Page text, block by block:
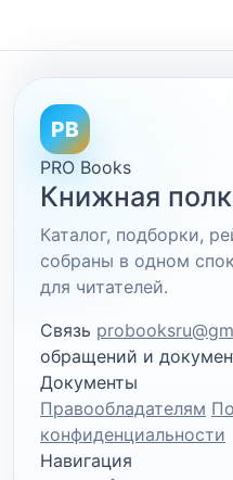
PB
PRO Books
Книжная
Каталог, подборки,
собраны в одном
для читателей.
Связь
обращений и
Документы
Правообладателям
конфиденциальности
Навигация